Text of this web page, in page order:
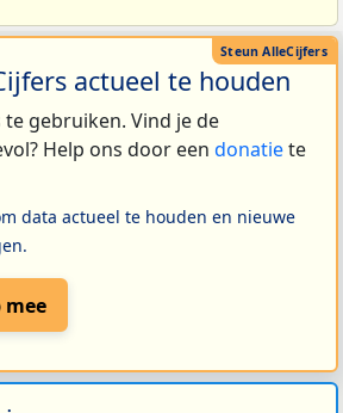
actueel te houden
gebruiken. Vind je de
Help ons door een donatiete
data actueel te houden en nieuwe
mee